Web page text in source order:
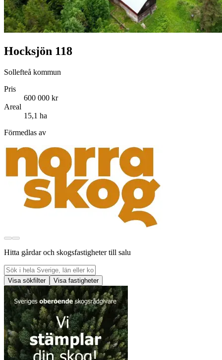
Hocksjön 118
Sollefteå kommun
Pris
600 000 kr
Areal
15,1 ha
Förmedlas av
Hitta gårdar och skogsfastigheter till salu
Visa sökfilter Visa fastigheter